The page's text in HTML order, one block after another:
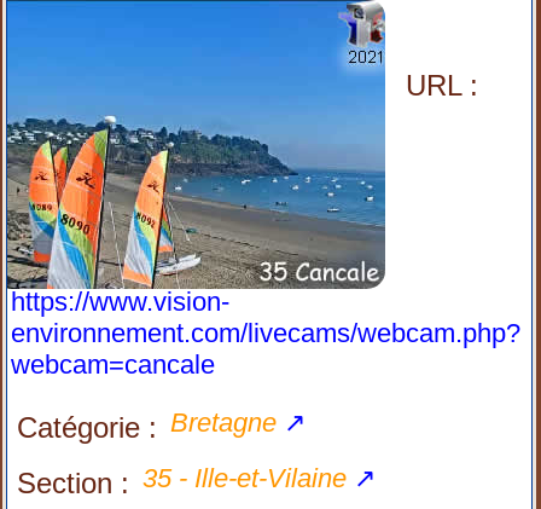
URL :
https://www.vision-
environnement.com/livecams/webcam.php?
webcam=cancale
Catégorie : Bretagne ↗
Section : 35 - Ille-et-Vilaine ↗